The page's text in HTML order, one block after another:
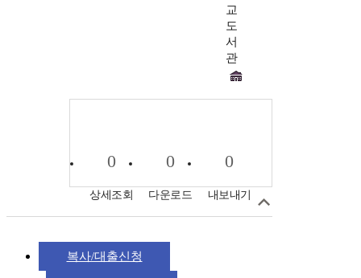
교
도
서
관
0
상세조회
0
다운로드
0
내보내기
복사/대출신청